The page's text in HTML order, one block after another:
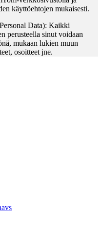
käyttöehtojen mukaisesti.
Data): Kaikki
perusteella sinut voidaan
mukaan lukien muun
osoitteet jne.